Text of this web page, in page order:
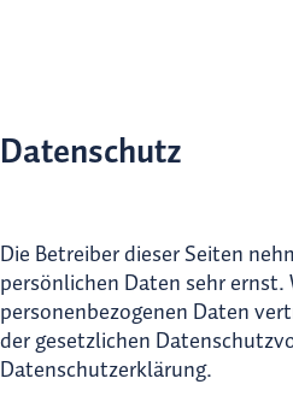
Datenschutz
Die Betreiber dieser Seiten
persönlichen Daten sehr
personenbezogenen Daten
der gesetzlichen
Datenschutzerklärung.